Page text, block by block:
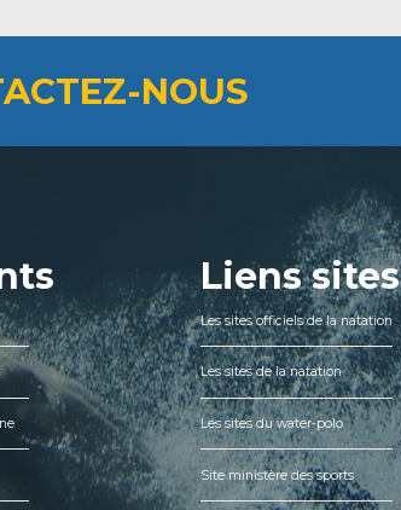
NOUS
Liens sites
Les sites officiels de la natation
Les sites de la natation
Les sites du water-polo
Site ministère des sports